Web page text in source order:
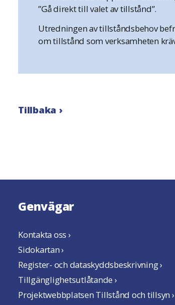
”Gå direkt till valet av tillstånd”.
Utredningen av tillståndsbehov
om tillstånd som verksamheten
Tillbaka ›
Genvägar
Kontakta oss ›
Sidokartan ›
Register- och dataskyddsbeskrivning ›
Tillgänglighetsutlåtande ›
Projektwebbplatsen Tillstånd och tillsyn ›